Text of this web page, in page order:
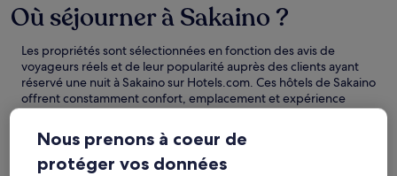
Où séjourner à Sakaino ?
Les propriétés sont sélectionnées en fonction des avis de
voyageurs réels et de leur popularité auprès des clients ayant
réservé une nuit à Sakaino sur Hotels.com. Ces hôtels de Sakaino
offrent constamment confort, emplacement et expérience
voyageur. Dernière mise à jour le5 août 2026.
Masquer
APA Hotel Okhotsk Kitami
Nous prenons à coeur de
protéger vos données